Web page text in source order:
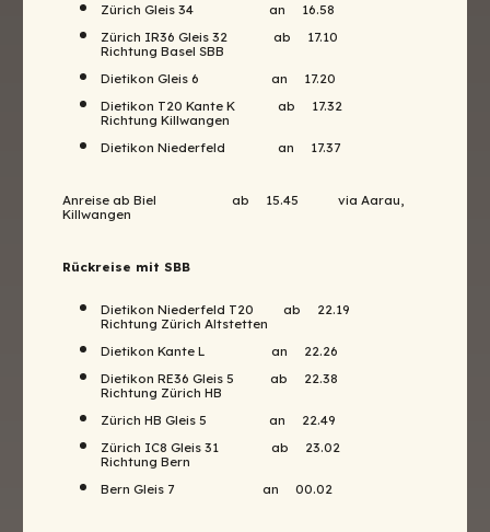
Zürich Gleis 34 an 16.58
Zürich IR36 Gleis 32 ab 17.10
Richtung Basel SBB
Dietikon Gleis 6 an 17.20
Dietikon T20 Kante K ab 17.32
Richtung Killwangen
Dietikon Niederfeld an 17.37
Anreise ab Biel ab 15.45 via Aarau,
Killwangen
Rückreise mit SBB
Dietikon Niederfeld T20 ab 22.19
Richtung Zürich Altstetten
Dietikon Kante L an 22.26
Dietikon RE36 Gleis 5 ab 22.38
Richtung Zürich HB
Zürich HB Gleis 5 an 22.49
Zürich IC8 Gleis 31 ab 23.02
Richtung Bern
Bern Gleis 7 an 00.02